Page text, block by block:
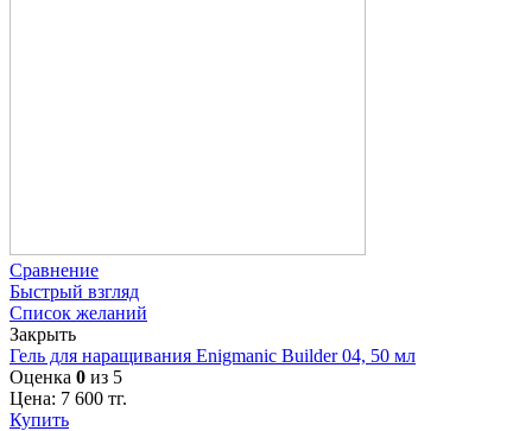
Сравнение
Быстрый взгляд
Список желаний
Закрыть
Гель для наращивания Enigmanic Builder 04, 50 мл
Оценка 0 из 5
Цена: 7 600 тг.
Купить